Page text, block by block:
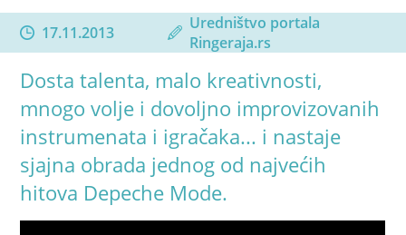
17.11.2013
Uredništvo portala
Ringeraja.rs
Dosta talenta, malo kreativnosti,
mnogo volje i dovoljno improvizovanih
instrumenata i igračaka... i nastaje
sjajna obrada jednog od najvećih
hitova Depeche Mode.